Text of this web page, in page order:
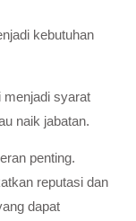
kebutuhan
menjadi syarat
naik jabatan.
penting.
reputasi dan
dapat